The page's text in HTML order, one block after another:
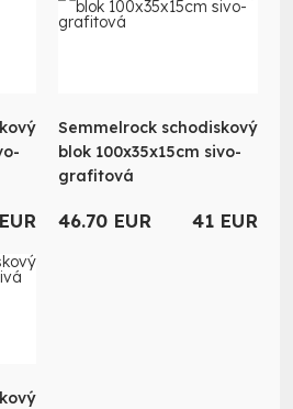
Semmelrock schodiskový
blok 100x35x15cm sivo-
grafitová
46.70 EUR 41 EUR